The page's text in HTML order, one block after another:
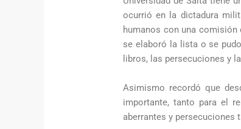
ocurrió en la dictadura
humanos con una
se elaboró la lista o se
libros, las persecuciones y
Asimismo recordó que
importante, tanto para el
aberrantes y persecuciones